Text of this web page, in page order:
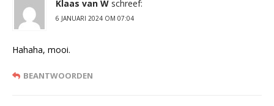
Klaas van W schreef:
6 JANUARI 2024 OM 07:04
Hahaha, mooi.
BEANTWOORDEN